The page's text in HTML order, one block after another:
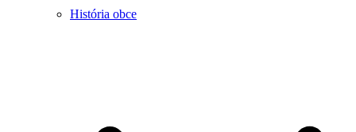
História obce